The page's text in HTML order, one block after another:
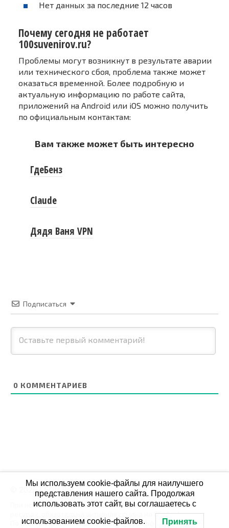
Нет данных за последние 12 часов
Почему сегодня не работает
100suvenirov.ru?
Проблемы могут возникнут в результате аварии
или технического сбоя, проблема также может
оказаться временной. Более подробную и
актуальную информацию по работе сайта,
приложений на Android или iOS можно получить
по официальным контактам:
Вам также может быть интересно
ГдеБенз
Claude
Дядя Ваня VPN
Подписаться
0 КОММЕНТАРИЕВ
© 2026 СБОЙ.РФ
При использовании данных мониторинга на своих
ресурах, обязательна активная ссылка на Сбой.рф
По всем вопросам пишите: admin@сбой.рф
Мы используем cookie-файлы для наилучшего
представления нашего сайта. Продолжая
использовать этот сайт, вы соглашаетесь с
использованием cookie-файлов. Принять